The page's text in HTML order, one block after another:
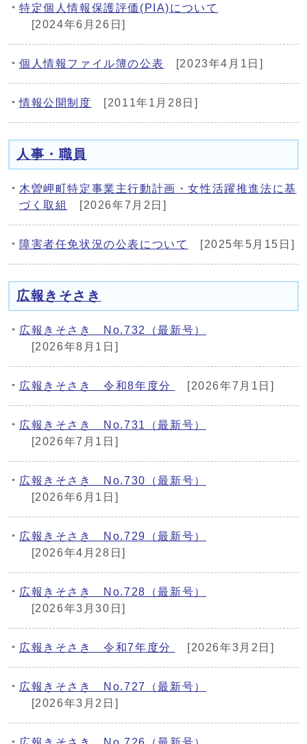
特定個人情報保護評価(PIA)について
[2024年6月26日]
個人情報ファイル簿の公表 [2023年4月1日]
情報公開制度 [2011年1月28日]
人事・職員
木曽岬町特定事業主行動計画・女性活躍推進法に基
づく取組
[2026年7月2日]
障害者任免状況の公表について [2025年5月15日]
広報きそさき
広報きそさき No.732（最新号）
[2026年8月1日]
広報きそさき 令和8年度分 [2026年7月1日]
広報きそさき No.731（最新号）
[2026年7月1日]
広報きそさき No.730（最新号）
[2026年6月1日]
広報きそさき No.729（最新号）
[2026年4月28日]
広報きそさき No.728（最新号）
[2026年3月30日]
広報きそさき 令和7年度分 [2026年3月2日]
広報きそさき No.727（最新号）
[2026年3月2日]